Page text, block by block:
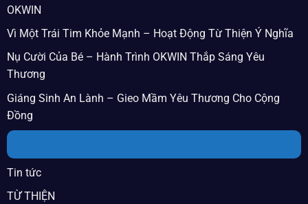
OKWIN
Vì Một Trái Tim Khỏe Mạnh – Hoạt Động Từ Thiện Ý Nghĩa
Nụ Cười Của Bé – Hành Trình OKWIN Thắp Sáng Yêu
Thương
Giáng Sinh An Lành – Gieo Mầm Yêu Thương Cho Cộng
Đồng
Tin tức
TỪ THIỆN